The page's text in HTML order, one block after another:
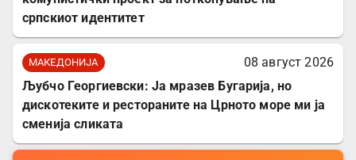
српскиот идентитет
МАКЕДОНИЈА
08 август 2026
Љубчо Георгиевски: Ја мразев Бугарија, но
дискотеките и рестораните на Црното море ми ја
сменија сликата